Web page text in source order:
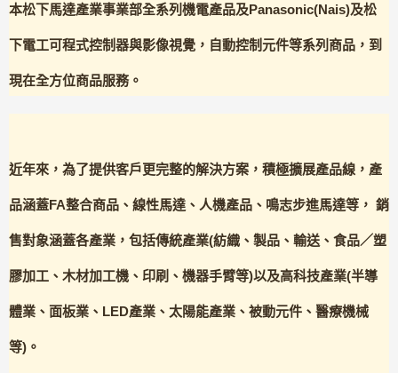
本松下馬達產業事業部全系列機電產品及Panasonic(Nais)及松
下電工可程式控制器與影像視覺，自動控制元件等系列商品，到
現在全方位商品服務。
近年來，為了提供客戶更完整的解決方案，積極擴展產品線，產
品涵蓋FA整合商品、線性馬達、人機產品、鳴志步進馬達等， 銷
售對象涵蓋各產業，包括傳統產業(紡織、製品、輸送、食品／塑
膠加工、木材加工機、印刷、機器手臂等)以及高科技產業(半導
體業、面板業、LED產業、太陽能產業、被動元件、醫療機械
等)。